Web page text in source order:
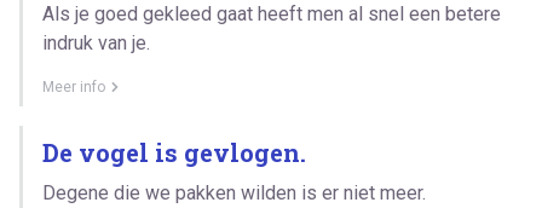
Als je goed gekleed gaat heeft men al snel een betere
indruk van je.
Meer info
De vogel is gevlogen.
Degene die we pakken wilden is er niet meer.